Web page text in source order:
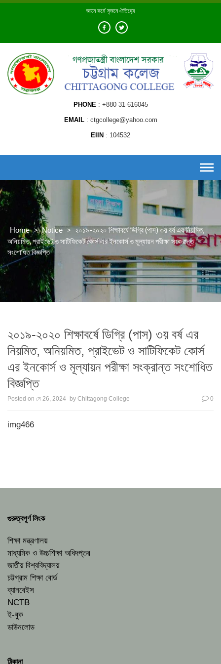
Skip
জ্ঞানে কর্মে সৃজনে ঐতিহ্যে
PHONE +880 31-616045
EMAIL ctgcollege@yahoo.com
EIIN 104532
Home > Notice > ২০১৯-২০২০ শিক্ষাবর্ষে ডিগ্রি (পাস) ৩য় বর্ষ এর নিয়মিত,
অনিয়মিত, প্রাইভেট ও সাটিফিকেট কোর্স এর ইনকোর্স ও মূল্যায়ন পরীক্ষা সংক্রান্ত
সংশোধিত বিজ্ঞপ্তি
২০১৯-২০২০ শিক্ষাবর্ষে ডিগ্রি (পাস) ৩য় বর্ষ এর
নিয়মিত, অনিয়মিত, প্রাইভেট ও সাটিফিকেট কোর্স
এর ইনকোর্স ও মূল্যায়ন পরীক্ষা সংক্রান্ত সংশোধিত
বিজ্ঞপ্তি
Posted on মে 26, 2024 by Chittagong College 0
img466
গুরুত্বপূর্ণ লিংক
শিক্ষা মন্ত্রণালয়
মাধ্যমিক ও উচ্চশিক্ষা অধিদপ্তর
জাতীয় বিশ্ববিদ্যালয়
চট্টগ্রাম শিক্ষা বোর্ড
ব্যানবেইস
NCTB
ই-বুক
ডাউনলোড
ঠিকানা